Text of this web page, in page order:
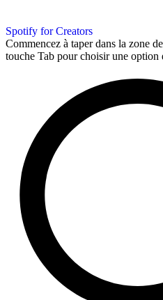
Spotify for Creators
Commencez à taper dans la zone
touche Tab pour choisir une option